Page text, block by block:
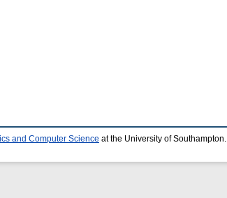
and Computer Science at the University of Southampton.